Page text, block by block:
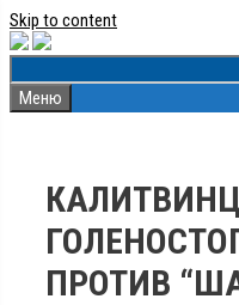
Skip to content
Меню
ПРОТИВ